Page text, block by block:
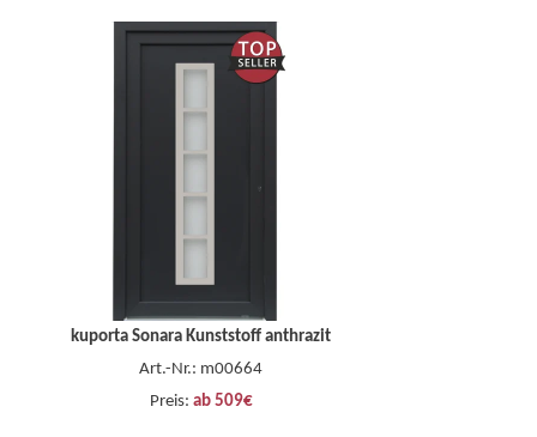
kuporta Sonara Kunststoff anthrazit
Art.-Nr.: m00664
Preis: ab 509€